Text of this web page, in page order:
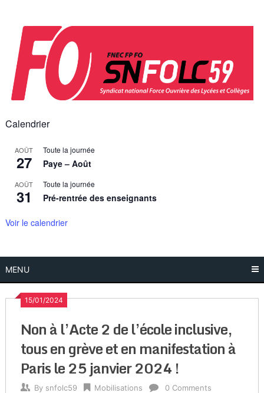
content
Calendrier
AOÛT
27
Toute la journée
Paye – Août
AOÛT
31
Toute la journée
Pré-rentrée des enseignants
Voir le calendrier
MENU
15/01/2024
Non à l’Acte 2 de l’école inclusive,
tous en grève et en manifestation à
Paris le 25 janvier 2024 !
By snfolc59 Mobilisations 0 Comments